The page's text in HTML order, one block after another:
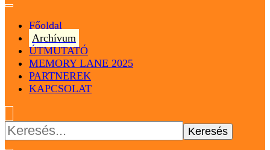
Magyar Hip Hop Archívum
Magyarország
Főoldal
Archívum
ÚTMUTATÓ
MEMORY LANE 2025
PARTNEREK
KAPCSOLAT
Keresés: